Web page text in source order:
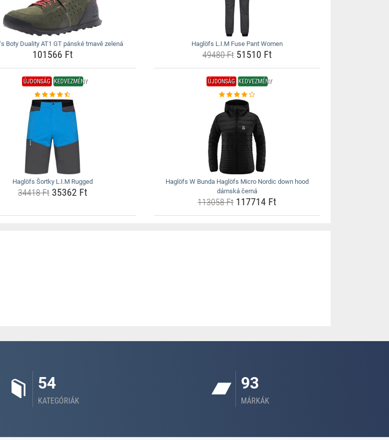
Boty Duality AT1 GT pánské tmavě zelená
101566 Ft
Haglöfs L.I.M Fuse Pant Women
49480 Ft51510 Ft
ÚJDONSÁG KEDVEZMÉNY
Haglöfs Šortky L.I.M Rugged
34418 Ft35362 Ft
ÚJDONSÁG KEDVEZMÉNY
Haglöfs W Bunda Haglöfs Micro Nordic down hood
dámská černá
113058 Ft 117714 Ft
54
KATEGÓRIÁK
93
MÁRKÁK